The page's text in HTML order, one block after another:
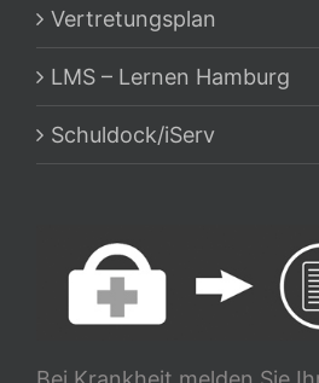
Vertretungsplan
LMS – Lernen Hamburg
Schuldock/iServ